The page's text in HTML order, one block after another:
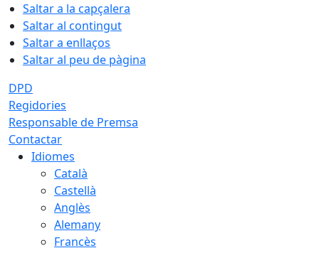
Saltar a la capçalera
Saltar al contingut
Saltar a enllaços
Saltar al peu de pàgina
DPD
Regidories
Responsable de Premsa
Contactar
Idiomes
Català
Castellà
Anglès
Alemany
Francès